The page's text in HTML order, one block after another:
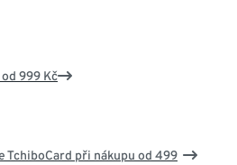
999 Kč
TchiboCard při nákupu od 499